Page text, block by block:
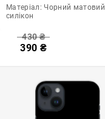
Матеріал: Чорний матовий
силікон
430₴
390 ₴